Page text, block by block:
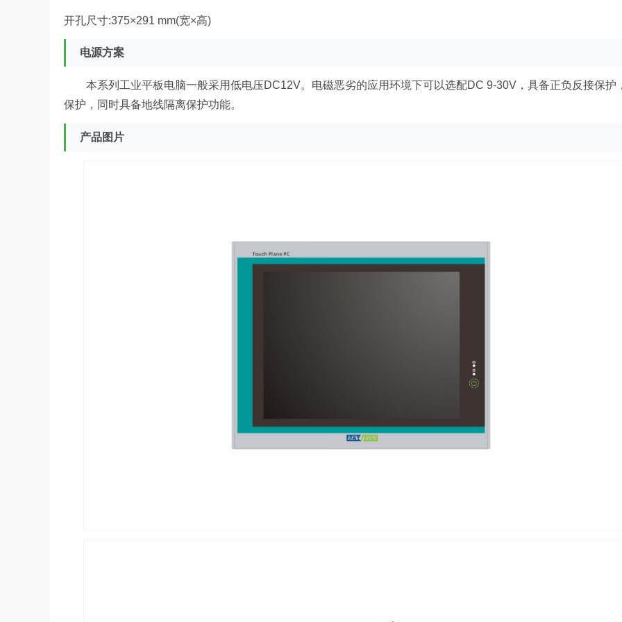
开孔尺寸:375×291 mm(宽×高)
电源方案
本系列工业平板电脑一般采用低电压DC12V。电磁恶劣的应用环境下可以选配DC 9-30V，具备正负反接保护
保护，同时具备地线隔离保护功能。
产品图片